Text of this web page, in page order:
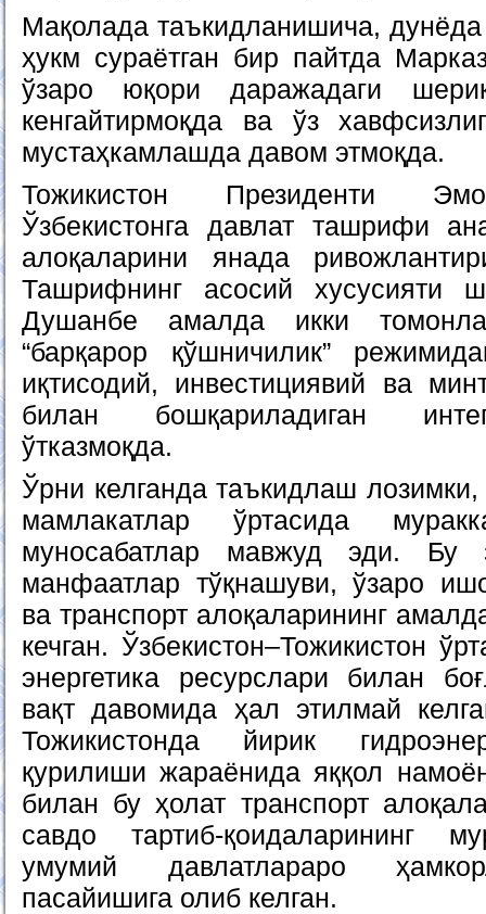
Мақолада таъкидланишича, дунёда
ҳукм сураётган бир пайтда
ўзаро юқори даражадаги
кенгайтирмоқда ва ўз
мустаҳкамлашда давом этмоқда.
Тожикистон Президенти
Ўзбекистонга давлат ташрифи
алоқаларини янада
Ташрифнинг асосий хусусияти
Душанбе амалда икки
“барқарор қўшничилик”
иқтисодий, инвестициявий ва
билан бошқариладиган
ўтказмоқда.
Ўрни келганда таъкидлаш лозимки,
мамлакатлар ўртасида
муносабатлар мавжуд эди. Бу
манфаатлар тўқнашуви, ўзаро
ва транспорт алоқаларининг
кечган. Ўзбекистон–Тожикистон
энергетика ресурслари билан
вақт давомида ҳал этилмай
Тожикистонда йирик
қурилиши жараёнида яққол
билан бу ҳолат транспорт
савдо тартиб-қоидаларининг
умумий давлатлараро
пасайишига олиб келган.